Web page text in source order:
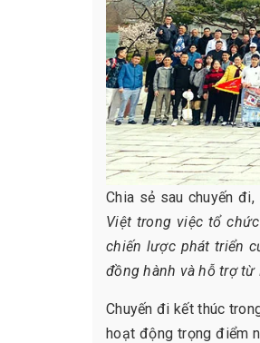
Chia sẻ sau chuyến đi,
Việt trong việc tổ
chiến lược phát triển
đồng hành và hỗ trợ
Chuyến đi kết thúc
hoạt động trọng điểm